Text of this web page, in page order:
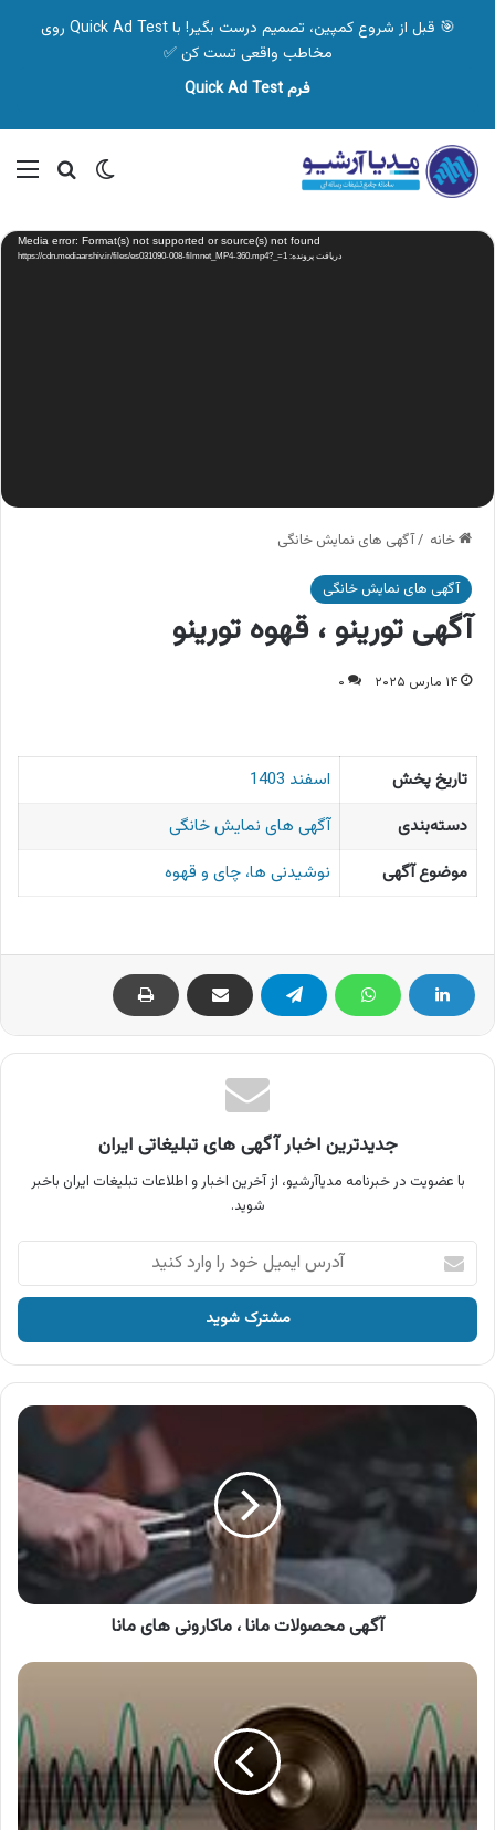
🎯 قبل از شروع کمپین، تصمیم درست بگیر! با Quick Ad Test روی
مخاطب واقعی تست کن ✅
فرم Quick Ad Test
تغییر پوسته
نمایشگر
ویدیو Media error: Format(s) not supported or source(s) not found
دریافت پرونده: https://cdn.mediaarshiv.ir/files/es031090-008-filmnet_MP4-360.mp4?_=1
خانه /آگهی های نمایش خانگی
آگهی های نمایش خانگی
آگهی تورینو ، قهوه تورینو
۱۴ مارس ۲۰۲۵ ۰
تاریخ پخش
اسفند 1403
دسته‌بندی
آگهی های نمایش خانگی
موضوع آگهی
نوشیدنی ها، چای و قهوه
جدیدترین اخبار آگهی های تبلیغاتی ایران
با عضویت در خبرنامه مدیاآرشیو، از آخرین اخبار و اطلاعات تبلیغات ایران باخبر
شوید.
آدرس
ایمیل
خود
وارد
کنید
آگهی
مانا
ماکارونی
های
آگهی محصولات مانا ، ماکارونی های مانا
آگهی
بازکن
تصویری
الکتروپیک